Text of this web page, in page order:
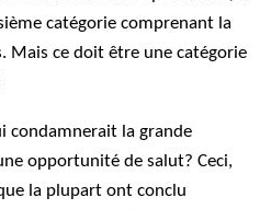
catégorie comprenant la
Mais ce doit être une catégorie
condamnerait la grande
opportunité de salut? Ceci,
la plupart ont conclu